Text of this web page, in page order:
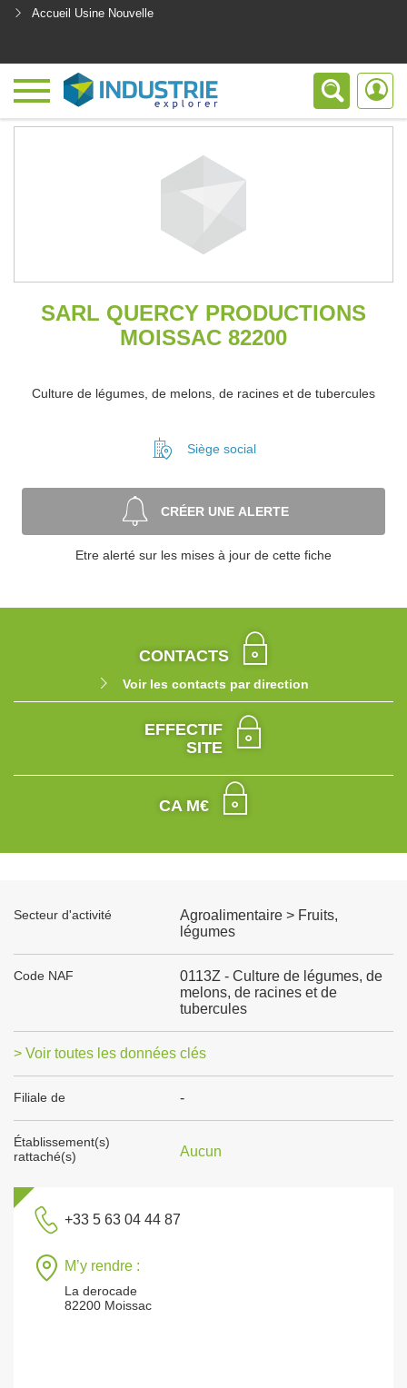
Accueil Usine Nouvelle
SARL QUERCY PRODUCTIONS
MOISSAC 82200
Culture de légumes, de melons, de racines et de tubercules
Siège social
CRÉER UNE ALERTE
Etre alerté sur les mises à jour de cette fiche
CONTACTS
Voir les contacts par direction
EFFECTIF
SITE
CA M€
Secteur d'activité
Agroalimentaire > Fruits,
légumes
Code NAF
0113Z - Culture de légumes, de
melons, de racines et de
tubercules
> Voir toutes les données clés
Filiale de -
Établissement(s)
rattaché(s)
Aucun
+33 5 63 04 44 87
M’y rendre :
La derocade
82200 Moissac